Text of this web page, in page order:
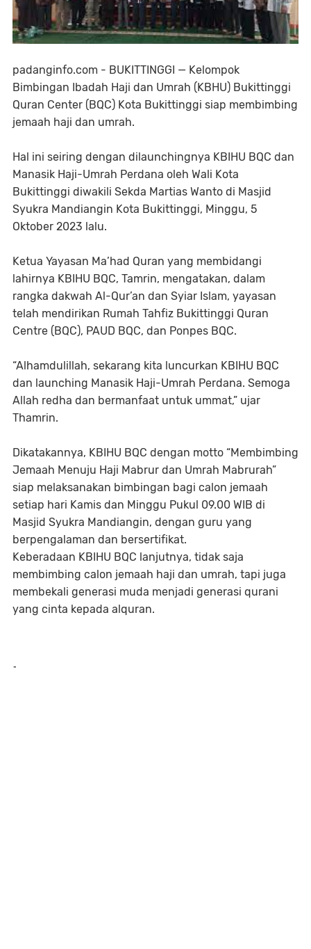
padanginfo.com - BUKITTINGGI — Kelompok
Bimbingan Ibadah Haji dan Umrah (KBHU) Bukittinggi
Quran Center (BQC) Kota Bukittinggi siap membimbing
jemaah haji dan umrah.
Hal ini seiring dengan dilaunchingnya KBIHU BQC dan
Manasik Haji-Umrah Perdana oleh Wali Kota
Bukittinggi diwakili Sekda Martias Wanto di Masjid
Syukra Mandiangin Kota Bukittinggi, Minggu, 5
Oktober 2023 lalu.
Ketua Yayasan Ma’had Quran yang membidangi
lahirnya KBIHU BQC, Tamrin, mengatakan, dalam
rangka dakwah Al-Qur’an dan Syiar Islam, yayasan
telah mendirikan Rumah Tahfiz Bukittinggi Quran
Centre (BQC), PAUD BQC, dan Ponpes BQC.
“Alhamdulillah, sekarang kita luncurkan KBIHU BQC
dan launching Manasik Haji-Umrah Perdana. Semoga
Allah redha dan bermanfaat untuk ummat,” ujar
Thamrin.
Dikatakannya, KBIHU BQC dengan motto “Membimbing
Jemaah Menuju Haji Mabrur dan Umrah Mabrurah”
siap melaksanakan bimbingan bagi calon jemaah
setiap hari Kamis dan Minggu Pukul 09.00 WIB di
Masjid Syukra Mandiangin, dengan guru yang
berpengalaman dan bersertifikat.
Keberadaan KBIHU BQC lanjutnya, tidak saja
membimbing calon jemaah haji dan umrah, tapi juga
membekali generasi muda menjadi generasi qurani
yang cinta kepada alquran.
-